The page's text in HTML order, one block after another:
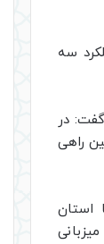
سه
نماز خوزستان گفت: در
راهی
استان
نماز دستگاه های اجرایی استان در روز یکشنبه مرخ 15 آبان ماه 1401 به میزبانی